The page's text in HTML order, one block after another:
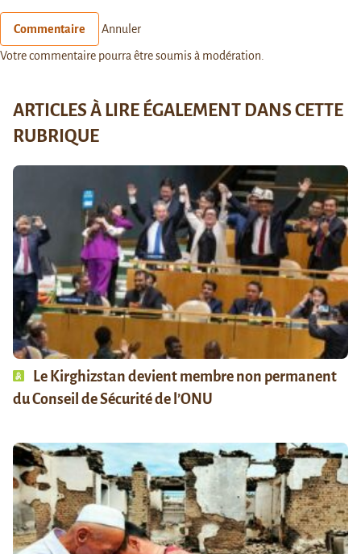
Commentaire Annuler
Votre commentaire pourra être soumis à modération.
ARTICLES À LIRE ÉGALEMENT DANS CETTE
RUBRIQUE
Le Kirghizstan devient membre non permanent
du Conseil de Sécurité de l’ONU